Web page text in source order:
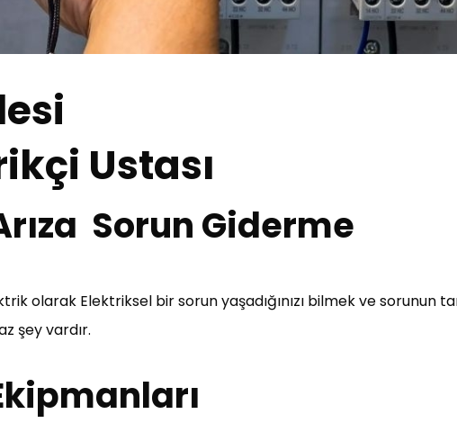
Ustası
Sorun Giderme
olarak Elektriksel bir sorun yaşadığınızı bilmek ve sorunun
şey vardır.